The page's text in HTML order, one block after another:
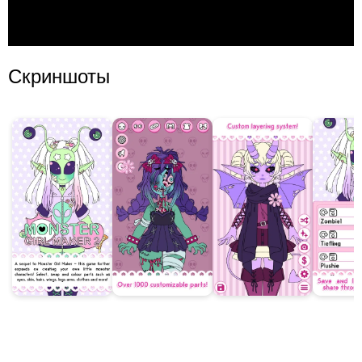
Скриншоты